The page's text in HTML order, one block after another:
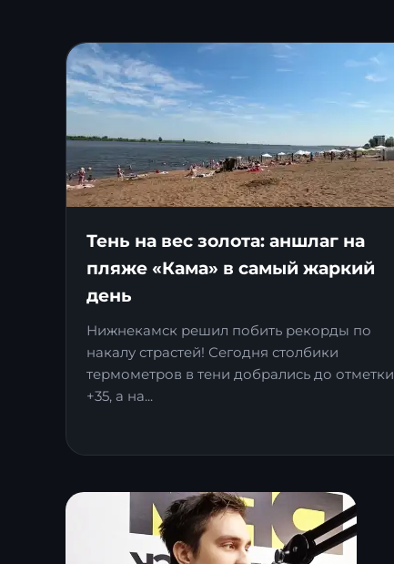
Тень на вес золота: аншлаг на
пляже «Кама» в самый жаркий
день
Нижнекамск решил побить рекорды по
накалу страстей! Сегодня столбики
термометров в тени добрались до отметки
+35, а на...